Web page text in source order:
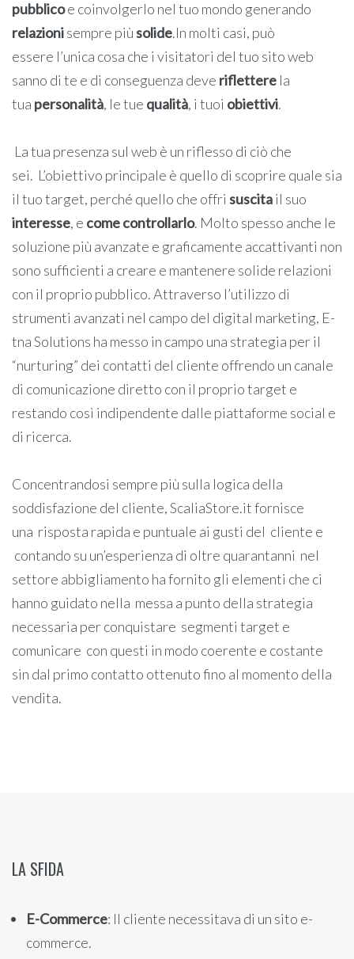
pubblicoe coinvolgerlo nel tuo mondo generando
relazionisempre piùsolide.In molti casi, può
essere l’unica cosa che i visitatori del tuo sito web
sanno di te e di conseguenza deve riflettere la
tua personalità, le tue qualità, i tuoi obiettivi.
La tua presenza sul web è un riflesso di ciò che
sei. L’obiettivo principale è quello di scoprire quale sia
il tuo target, perché quello che offri suscitail suo
interesse, e come controllarlo. Molto spesso anche le
soluzione più avanzate e graficamente accattivanti non
sono sufficienti a creare e mantenere solide relazioni
con il proprio pubblico. Attraverso l’utilizzo di
strumenti avanzati nel campo del digital marketing, E-
tna Solutions ha messo in campo una strategia per il
“nurturing” dei contatti del cliente offrendo un canale
di comunicazione diretto con il proprio target e
restando così indipendente dalle piattaforme social e
di ricerca.
Concentrandosi sempre più sulla logica della
soddisfazione del cliente, ScaliaStore.it fornisce
una risposta rapida e puntuale ai gusti del cliente e
contando su un’esperienza di oltre quarantanni nel
settore abbigliamento ha fornito gli elementi che ci
hanno guidato nella messa a punto della strategia
necessaria per conquistare segmenti target e
comunicare con questi in modo coerente e costante
sin dal primo contatto ottenuto fino al momento della
vendita.
LA SFIDA
E-Commerce: Il cliente necessitava di un sito e-
commerce.